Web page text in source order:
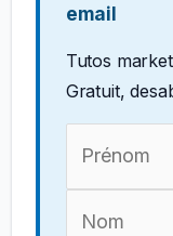
email
Tutos
Gratuit,